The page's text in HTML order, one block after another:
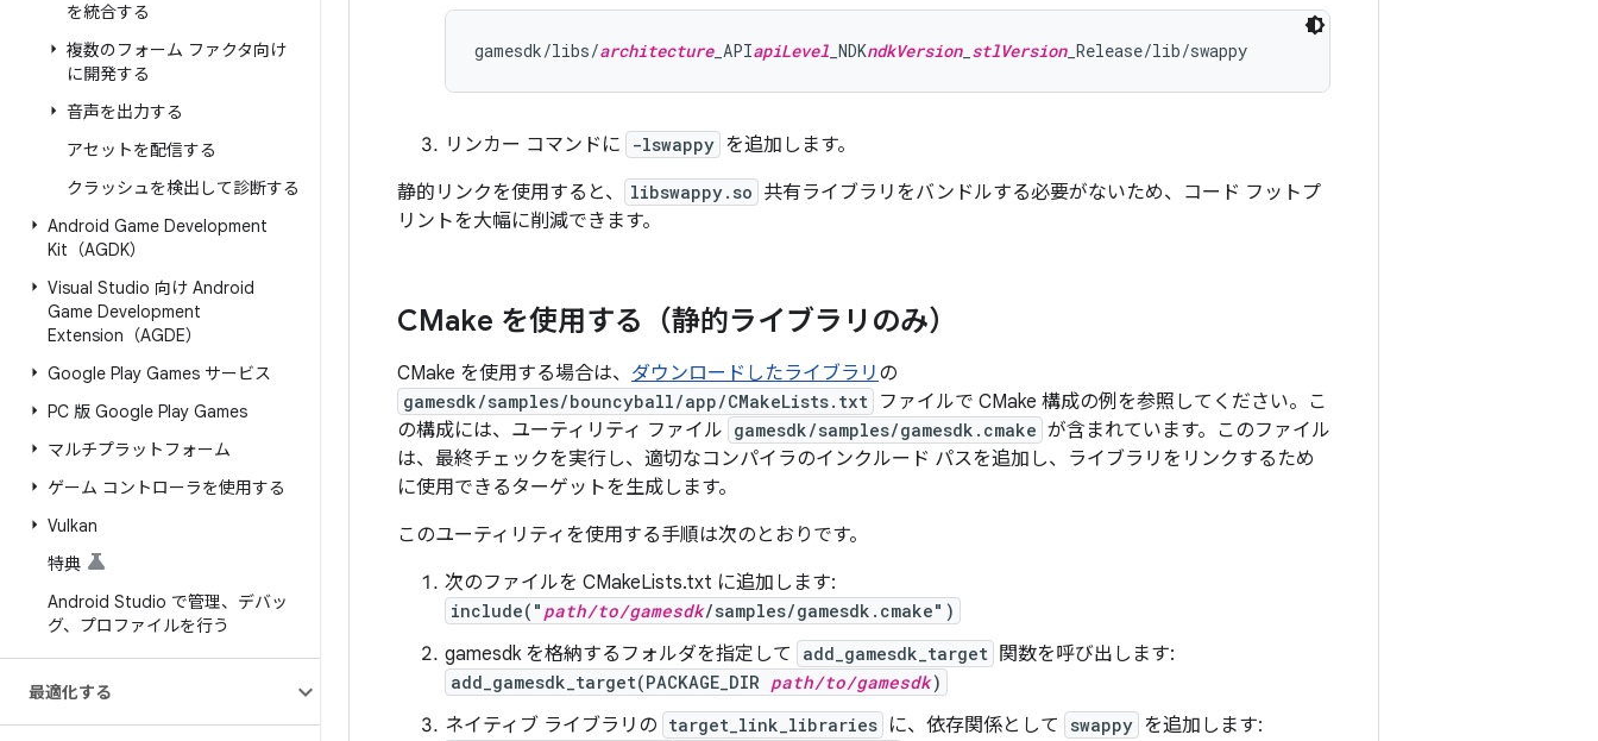
を統合する
複数のフォーム ファクタ向け
に開発する
音声を出力する
アセットを配信する
クラッシュを検出して診断する
Android Game Development
Kit（AGDK）
Visual Studio 向け Android
Game Development
Extension（AGDE）
Google Play Games サービス
PC 版 Google Play Games
マルチプラットフォーム
ゲーム コントローラを使用する
Vulkan
特典
Android Studio で管理、デバッ
グ、プロファイルを行う
最適化する
gamesdk/libs/architecture_APIapiLevel _NDKndkVersion_ stlVersion
リンカー コマンドに -lswappy を追加します。
静的リンクを使用すると、
libswappy.so 共有ライブラリをバンドルする必要がないため、コード フットプ
リントを大幅に削減できます。
CMake を使用する（静的ライブラリのみ）
CMake を使用する場合は、 ダウンロードしたライブラリ の
gamesdk/samples/bouncyball/app/CMakeLists.txt ファイルで CMake 構成の例を参照してください。こ
の構成には、ユーティリティ ファイル gamesdk/samples/gamesdk.cmake が含まれています。このファイル
は、最終チェックを実行し、適切なコンパイラのインクルード パスを追加し、ライブラリをリンクするため
に使用できるターゲットを生成します。
このユーティリティを使用する手順は次のとおりです。
次のファイルを CMakeLists.txt に追加します:
include(" path/to/gamesdk/samples/gamesdk.cmake")
gamesdk を格納するフォルダを指定して add_gamesdk_target 関数を呼び出します:
add_gamesdk_target(PACKAGE_DIR path/to/gamesdk)
ネイティブ ライブラリの target_link_libraries に、依存関係として swappy を追加します: